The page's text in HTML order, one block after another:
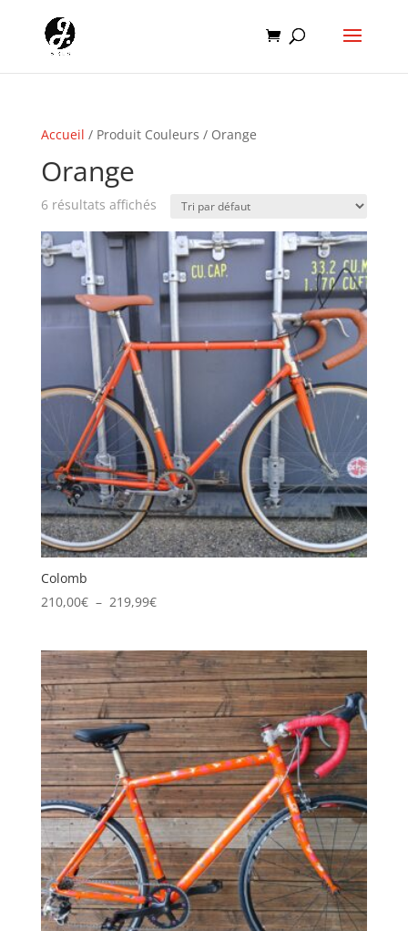
Accueil / Produit Couleurs / Orange
Orange
6 résultats affichés
Colomb
210,00€ – 219,99€Plage
210,00€
à
219,99€